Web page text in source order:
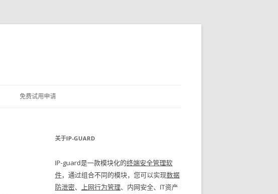
免费试用申请
关于IP-GUARD
IP-guard是一款模块化的终端安全管理软
件，通过组合不同的模块，您可以实现数据
防泄密、 上网行为管理、内网安全、IT资产